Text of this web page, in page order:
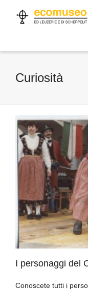
Curiosità
I personaggi del
Conoscete tutti i